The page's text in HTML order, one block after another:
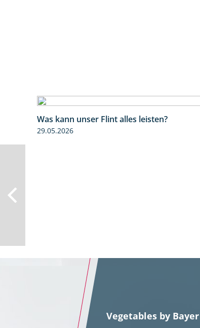
Was kann unser Flint alles leisten?
29.05.2026
Vegetables by Bayer